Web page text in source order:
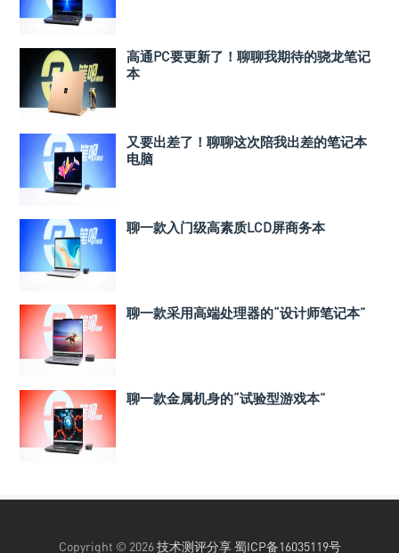
高通PC要更新了！聊聊我期待的骁龙笔记
本
又要出差了！聊聊这次陪我出差的笔记本
电脑
聊一款入门级高素质LCD屏商务本
聊一款采用高端处理器的“设计师笔记本”
聊一款金属机身的“试验型游戏本”
Copyright © 2026技术测评分享 蜀ICP备16035119号